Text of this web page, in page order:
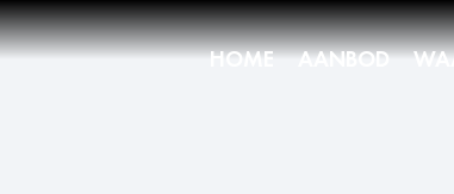
HOME AANBOD